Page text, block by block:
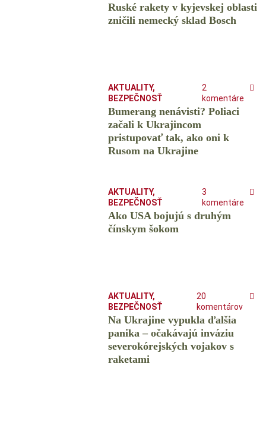
Ruské rakety v kyjevskej oblasti
zničili nemecký sklad Bosch
AKTUALITY,
BEZPEČNOSŤ
2
komentáre
Bumerang nenávisti? Poliaci
začali k Ukrajincom
pristupovať tak, ako oni k
Rusom na Ukrajine
AKTUALITY,
BEZPEČNOSŤ
3
komentáre
Ako USA bojujú s druhým
čínskym šokom
AKTUALITY,
BEZPEČNOSŤ
20
komentárov
Na Ukrajine vypukla ďalšia
panika – očakávajú inváziu
severokórejských vojakov s
raketami